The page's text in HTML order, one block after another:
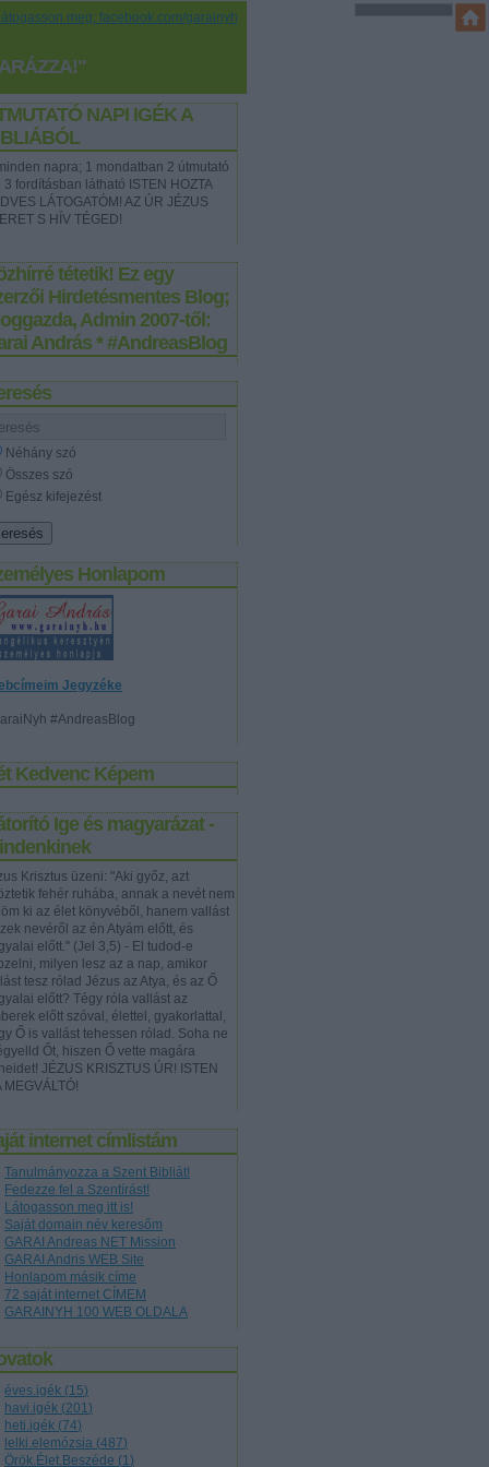
meg: facebook.com/garainyh
NAPI IGÉK A
napra; 1 mondatban 2 útmutató
3 fordításban látható ISTEN HOZTA
LÁTOGATÓM! AZ ÚR JÉZUS
S HÍV TÉGED!
tétetik! Ez egy
Hirdetésmentes Blog;
Admin 2007-től:
András * #AndreasBlog
Néhány szó
Összes szó
Egész kifejezést
Honlapom
Jegyzéke
#AndreasBlog
Kedvenc Képem
Ige és magyarázat -
Krisztus üzeni: "Aki győz, azt
fehér ruhába, annak a nevét nem
ki az élet könyvéből, hanem vallást
nevéről az én Atyám előtt, és
előtt." (Jel 3,5) - El tudod-e
milyen lesz az a nap, amikor
tesz rólad Jézus az Atya, és az Ő
előtt? Tégy róla vallást az
előtt szóval, élettel, gyakorlattal,
Ő is vallást tehessen rólad. Soha ne
Őt, hiszen Ő vette magára
JÉZUS KRISZTUS ÚR! ISTEN
MEGVÁLTÓ!
internet címlistám
Tanulmányozza a Szent Bibliát!
Fedezze fel a Szentírást!
Látogasson meg itt is!
Saját domain név keresőm
GARAI Andreas NET Mission
GARAI Andris WEB Site
Honlapom másik címe
72 saját internet CÍMEM
GARAINYH 100 WEB OLDALA
éves.igék (15)
havi.igék (201)
heti.igék (74)
lelki.elemózsia (487)
Örök.Élet.Beszéde (1)